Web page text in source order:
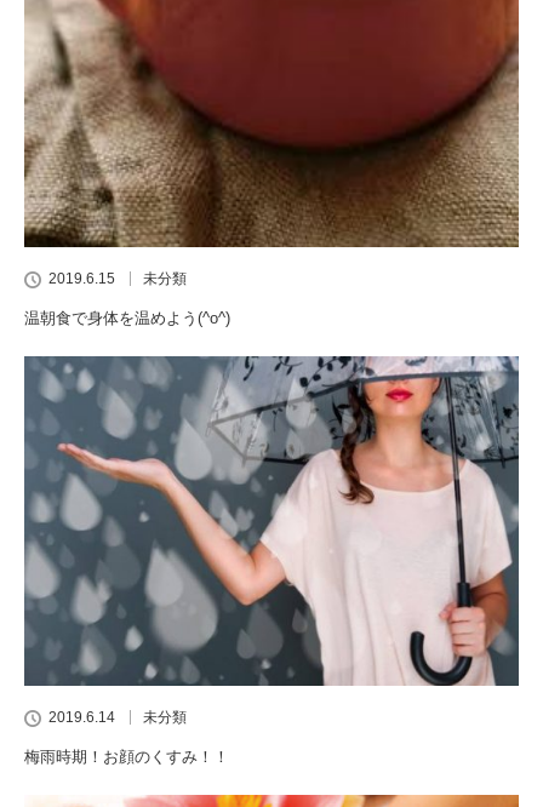
2019.6.15 未分類
温朝食で身体を温めよう(^o^)
2019.6.14 未分類
梅雨時期！お顔のくすみ！！